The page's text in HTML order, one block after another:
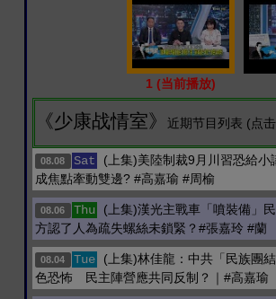
1 (当前播放)
《少康战情室》 近期节目列表 (点
08.08 Sat
(上集)美陸制裁9月川習恐給小
成焦點牽動雙邊? #高嘉瑜 #周榆
08.06 Thu
(上集)漢光主戰車「噴裝備」
方認了人為疏失螺絲未鎖緊？#張嘉玲 #蘭
08.04 Tue
(上集)林佳龍：中共「民族團
色恐怖 民主陣營應共同反制？｜#高嘉瑜